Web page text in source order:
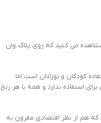
می کنید که روی پلاک وان
کودکان و نوزادان است اما
استفاده ندارد و همه با هر رنج
که هم از نظر اقتصادی مقرون به